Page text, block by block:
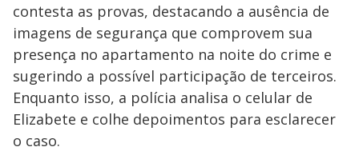
contesta as provas, destacando a ausência de
imagens de segurança que comprovem sua
presença no apartamento na noite do crime e
sugerindo a possível participação de terceiros.
Enquanto isso, a polícia analisa o celular de
Elizabete e colhe depoimentos para esclarecer
o caso.